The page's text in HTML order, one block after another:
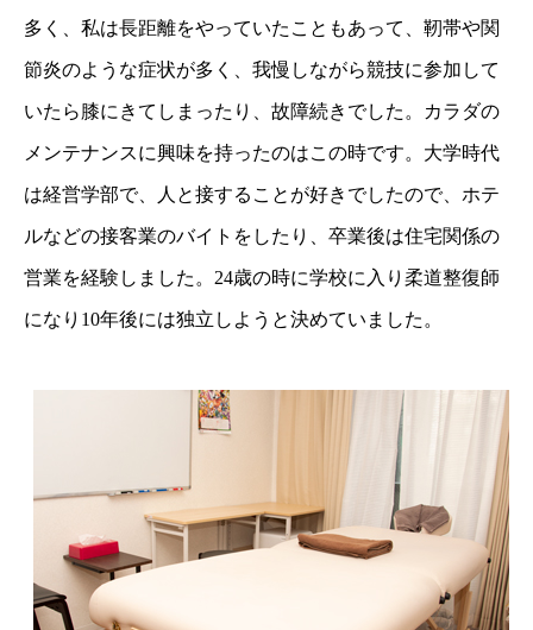
多く、私は長距離をやっていたこともあって、靭帯や関
節炎のような症状が多く、我慢しながら競技に参加して
いたら膝にきてしまったり、故障続きでした。カラダの
メンテナンスに興味を持ったのはこの時です。大学時代
は経営学部で、人と接することが好きでしたので、ホテ
ルなどの接客業のバイトをしたり、卒業後は住宅関係の
営業を経験しました。24歳の時に学校に入り柔道整復師
になり10年後には独立しようと決めていました。